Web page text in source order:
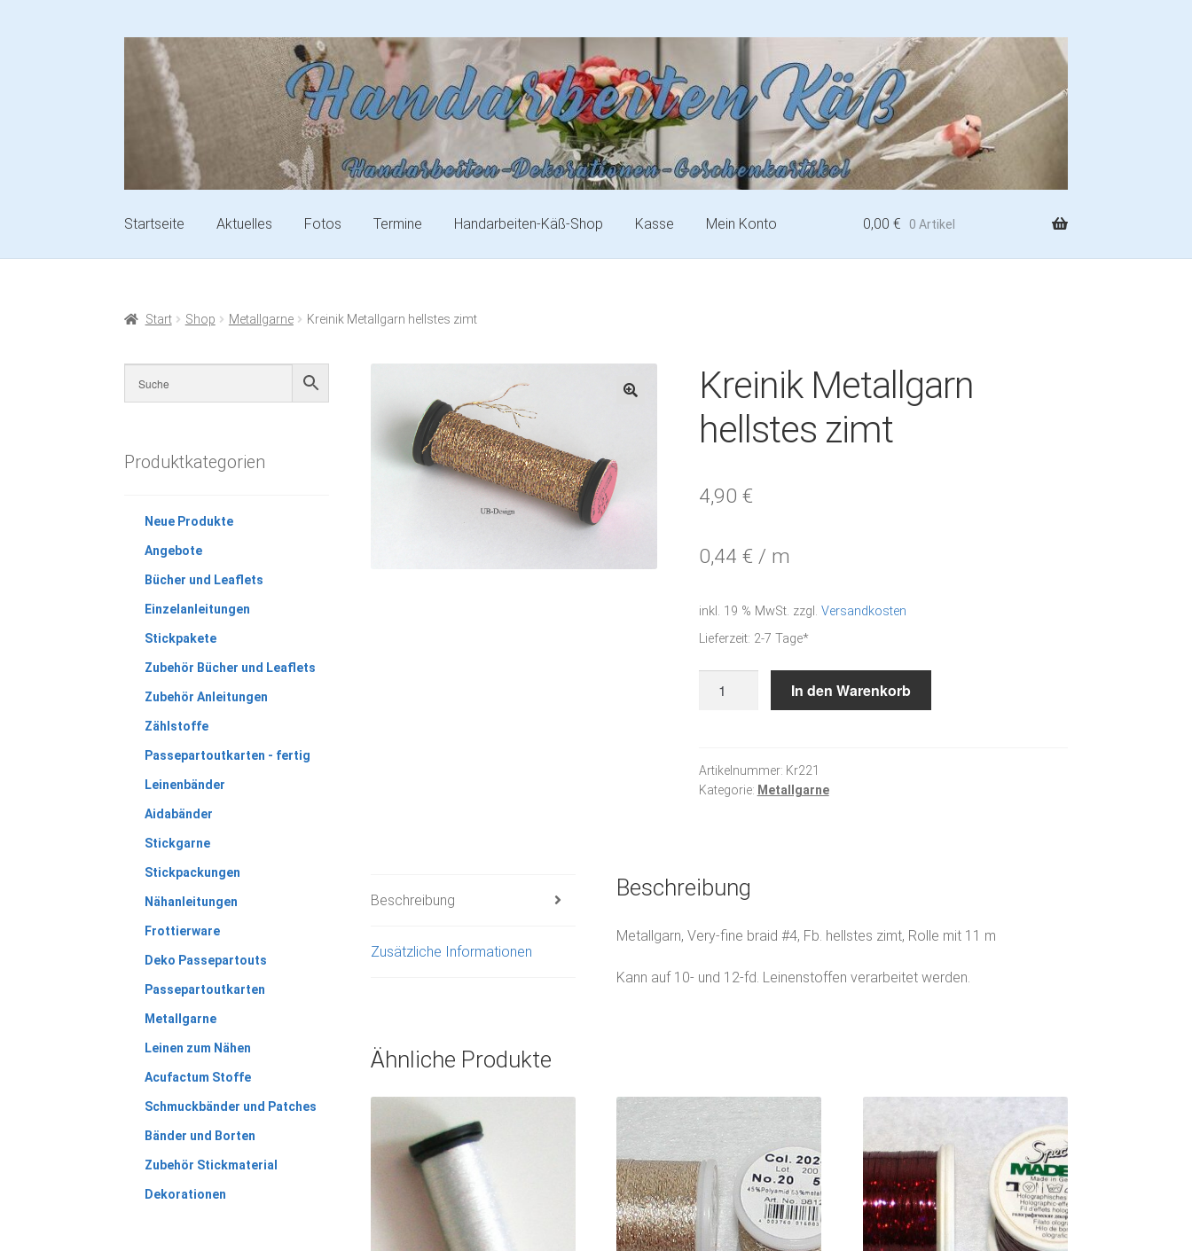
Startseite Aktuelles Fotos Termine Handarbeiten-Käß-Shop Kasse Mein Konto 0,00 € 0 Artikel
Start Shop Metallgarne Kreinik Metallgarn hellstes zimt
Kreinik Metallgarn
hellstes zimt
4,90 €
0,44 € / m
inkl. 19 % MwSt. zzgl. Versandkosten
Lieferzeit: 2-7 Tage*
Menge
In den Warenkorb
Artikelnummer: Kr221
Kategorie: Metallgarne
Beschreibung
Zusätzliche Informationen
Beschreibung
Metallgarn, Very-fine braid #4, Fb. hellstes zimt, Rolle mit 11 m
Kann auf 10- und 12-fd. Leinenstoffen verarbeitet werden.
Ähnliche Produkte
Produktkategorien
Neue Produkte
Angebote
Bücher und Leaflets
Einzelanleitungen
Stickpakete
Zubehör Bücher und Leaflets
Zubehör Anleitungen
Zählstoffe
Passepartoutkarten - fertig
Leinenbänder
Aidabänder
Stickgarne
Stickpackungen
Nähanleitungen
Frottierware
Deko Passepartouts
Passepartoutkarten
Metallgarne
Leinen zum Nähen
Acufactum Stoffe
Schmuckbänder und Patches
Bänder und Borten
Zubehör Stickmaterial
Dekorationen